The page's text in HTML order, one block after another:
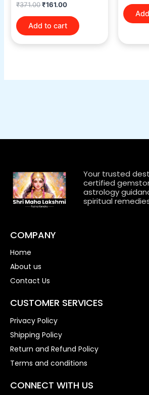
₹371.00₹161.00
Add to cart
Your trusted
certified
astrology
spiritual
COMPANY
Home
About us
Contact Us
CUSTOMER SERVICES
Privacy Policy
Shipping Policy
Return and Refund Policy
Terms and conditions
CONNECT WITH US